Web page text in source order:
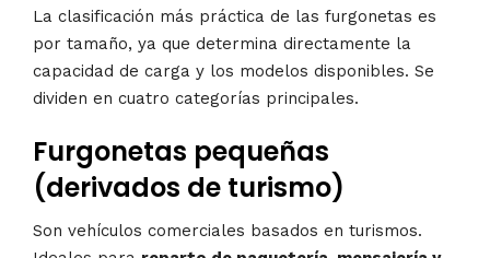
La clasificación más práctica de las furgonetas es
por tamaño, ya que determina directamente la
capacidad de carga y los modelos disponibles. Se
dividen en cuatro categorías principales.
Furgonetas pequeñas
(derivados de turismo)
Son vehículos comerciales basados en turismos.